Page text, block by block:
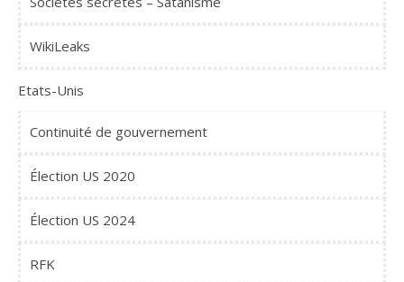
WikiLeaks
Etats-Unis
Continuité de gouvernement
Élection US 2020
Élection US 2024
RFK